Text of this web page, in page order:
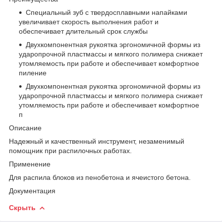
Специальный зуб с твердосплавными напайками
увеличивает скорость выполнения работ и
обеспечивает длительный срок службы
Двухкомпонентная рукоятка эргономичной формы из
ударопрочной пластмассы и мягкого полимера снижает
утомляемость при работе и обеспечивает комфортное
пиление
Двухкомпонентная рукоятка эргономичной формы из
ударопрочной пластмассы и мягкого полимера снижает
утомляемость при работе и обеспечивает комфортное
п
Описание
Надежный и качественный инструмент, незаменимый
помощник при распилочных работах.
Применение
Для распила блоков из пенобетона и ячеистого бетона.
Документация
Скрыть